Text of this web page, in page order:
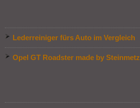
Lederreiniger fürs Auto im Vergleich
Opel GT Roadster made by Steinmetz